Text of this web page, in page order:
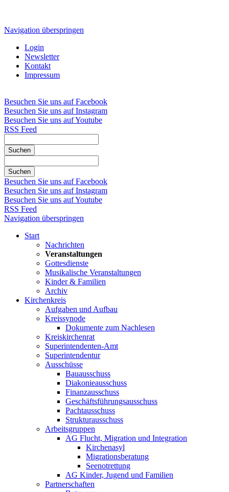
Navigation überspringen
Login
Newsletter
Kontakt
Impressum
Besuchen Sie uns auf Facebook
Besuchen Sie uns auf Instagram
Besuchen Sie uns auf Youtube
RSS Feed
Suchen
Suchen
Besuchen Sie uns auf Facebook
Besuchen Sie uns auf Instagram
Besuchen Sie uns auf Youtube
RSS Feed
Navigation überspringen
Start
Nachrichten
Veranstaltungen
Gottesdienste
Musikalische Veranstaltungen
Kinder & Familien
Archiv
Kirchenkreis
Aufgaben und Aufbau
Kreissynode
Dokumente zum Nachlesen
Kreiskirchenrat
Superintendenten-Amt
Superintendentur
Ausschüsse
Bauausschuss
Diakonieausschuss
Finanzausschuss
Geschäftsführungsausschuss
Pachtausschuss
Strukturausschuss
Arbeitsgruppen
AG Flucht, Migration und Integration
Kirchenasyl
Migrationsberatung
Seenotrettung
AG Kinder, Jugend und Familien
Partnerschaften